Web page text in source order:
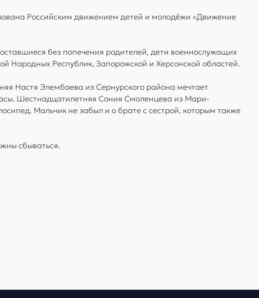
Российским движением детей и молодёжи «Движение
без попечения родителей, дети военнослужащих
Народных Республик, Запорожской и Херсонской областей.
Настя Элембаева из Сернурского района мечтает
Шестнадцатилетняя Сония Смоленцева из Мари-
Мальчик не забыл и о брате с сестрой, которым также
сбываться.